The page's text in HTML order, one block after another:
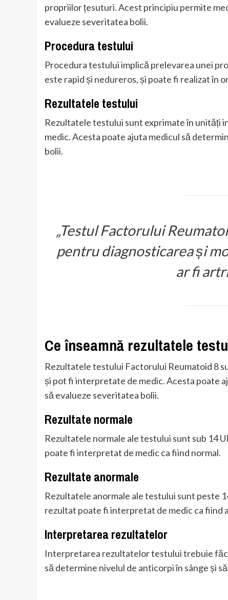
propriilor țesuturi. Acest principiu permite
evalueze severitatea bolii.
Procedura testului
Procedura testului implică prelevarea unei
este rapid și nedureros, și poate fi realizat în
Rezultatele testului
Rezultatele testului sunt exprimate în unități
medic. Acesta poate ajuta medicul să
bolii.
„Testul Factorului
pentru diagnosticarea și
ar fi
Ce înseamnă rezultatele
Rezultatele testului Factorului Reumatoid 8
și pot fi interpretate de medic. Acesta poate
să evalueze severitatea bolii.
Rezultate normale
Rezultatele normale ale testului sunt sub 14
poate fi interpretat de medic ca fiind normal.
Rezultate anormale
Rezultatele anormale ale testului sunt peste
rezultat poate fi interpretat de medic ca fiind
Interpretarea rezultatelor
Interpretarea rezultatelor testului trebuie
să determine nivelul de anticorpi în sânge și